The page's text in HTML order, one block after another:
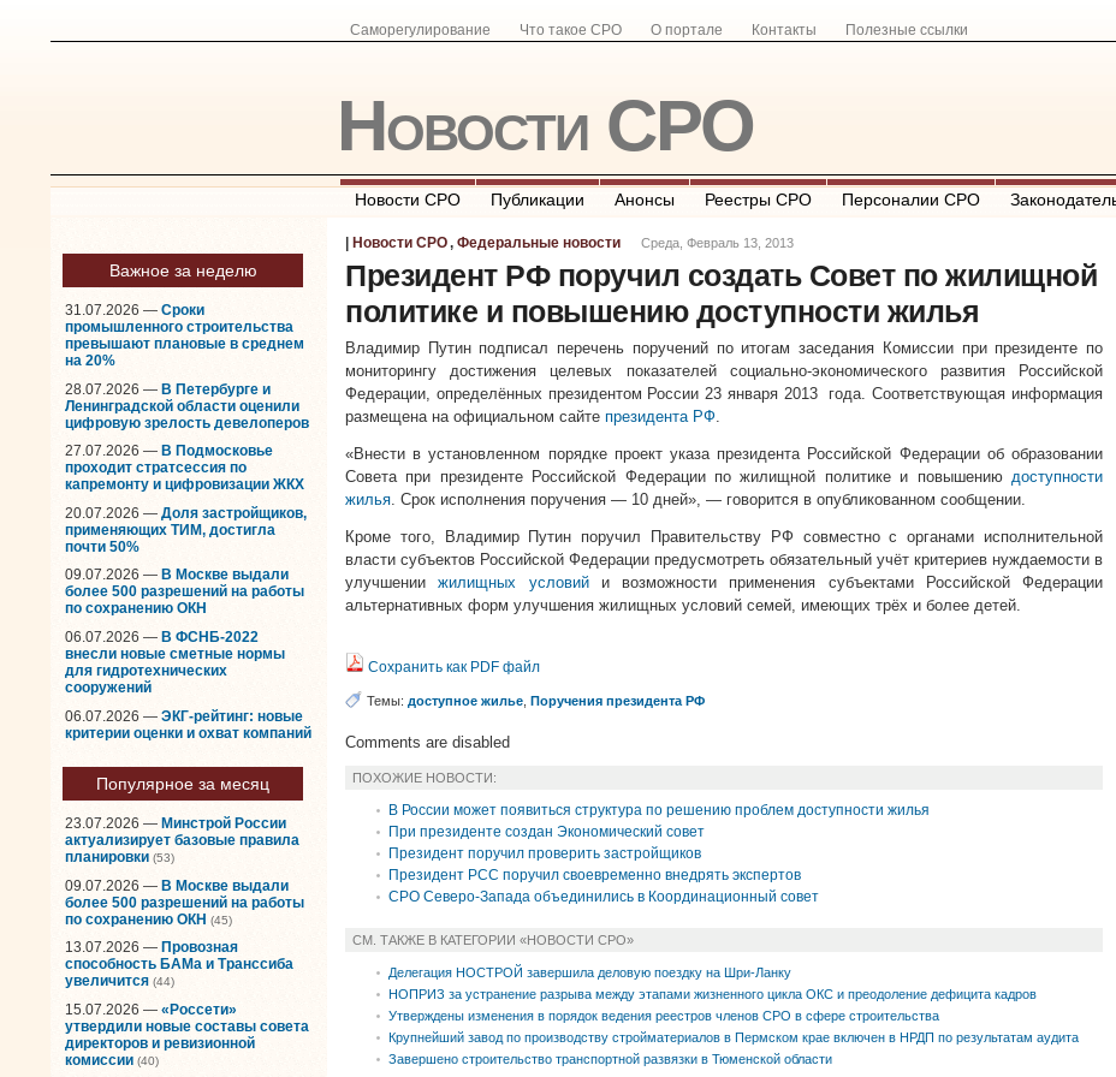
Саморегулирование Что такое СРО О портале Контакты Полезные ссылки
Новости СРО
Новости СРО Публикации Анонсы Реестры СРО Персоналии СРО
Важное за неделю
31.07.2026 — Сроки
промышленного строительства
превышают плановые в среднем
на 20%
28.07.2026 — В Петербурге и
Ленинградской области оценили
цифровую зрелость девелоперов
27.07.2026 — В Подмосковье
проходит стратсессия по
капремонту и цифровизации ЖКХ
20.07.2026 — Доля застройщиков,
применяющих ТИМ, достигла
почти 50%
09.07.2026 — В Москве выдали
более 500 разрешений на работы
по сохранению ОКН
06.07.2026 — В ФСНБ-2022
внесли новые сметные нормы
для гидротехнических
сооружений
06.07.2026 — ЭКГ-рейтинг: новые
критерии оценки и охват компаний
Популярное за месяц
23.07.2026 — Минстрой России
актуализирует базовые правила
планировки (53)
09.07.2026 — В Москве выдали
более 500 разрешений на работы
по сохранению ОКН (45)
13.07.2026 — Провозная
способность БАМа и Транссиба
увеличится (44)
15.07.2026 — «Россети»
утвердили новые составы совета
директоров и ревизионной
комиссии (40)
Новости СРО, Федеральные новости Среда, Февраль 13, 2013
Президент РФ поручил создать Совет по жилищной
политике и повышению доступности жилья
Владимир Путин подписал перечень поручений по итогам заседания Комиссии при президенте по
мониторингу достижения целевых показателей социально-экономического развития Российской
Федерации, определённых президентом России 23 января 2013 года. Соответствующая информация
размещена на официальном сайте президента РФ.
«Внести в установленном порядке проект указа президента Российской Федерации об образовании
Совета при президенте Российской Федерации по жилищной политике и повышению доступности
жилья. Срок исполнения поручения — 10 дней», — говорится в опубликованном сообщении.
Кроме того, Владимир Путин поручил Правительству РФ совместно с органами исполнительной
власти субъектов Российской Федерации предусмотреть обязательный учёт критериев нуждаемости в
улучшениижилищных условийи возможности применения субъектами Российской Федерации
альтернативных форм улучшения жилищных условий семей, имеющих трёх и более детей.
Сохранить как PDF файл
Темы: доступное жилье Поручения президента РФ
Comments are disabled
ПОХОЖИЕ НОВОСТИ:
В России может появиться структура по решению проблем доступности жилья
При президенте создан Экономический совет
Президент поручил проверить застройщиков
Президент РСС поручил своевременно внедрять экспертов
СРО Северо-Запада объединились в Координационный совет
СМ. ТАКЖЕ В КАТЕГОРИИ «НОВОСТИ СРО»
Делегация НОСТРОЙ завершила деловую поездку на Шри-Ланку
НОПРИЗ за устранение разрыва между этапами жизненного цикла ОКС и преодоление дефицита кадров
Утверждены изменения в порядок ведения реестров членов СРО в сфере строительства
Крупнейший завод по производству стройматериалов в Пермском крае включен в НРДП по результатам аудита
Завершено строительство транспортной развязки в Тюменской области